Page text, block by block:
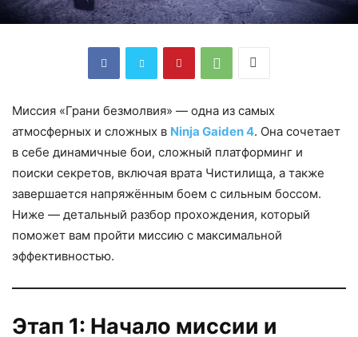
Миссия «Грани безмолвия» — одна из самых
атмосферных и сложных в Ninja Gaiden 4. Она сочетает
в себе динамичные бои, сложный платформинг и
поиски секретов, включая врата Чистилища, а также
завершается напряжённым боем с сильным боссом.
Ниже — детальный разбор прохождения, который
поможет вам пройти миссию с максимальной
эффективностью.
Этап 1: Начало миссии и